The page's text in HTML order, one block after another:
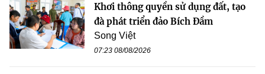
Khơi thông quyền sử dụng đất, tạo
đà phát triển đảo Bích Đầm
Song Việt
07:23 08/08/2026